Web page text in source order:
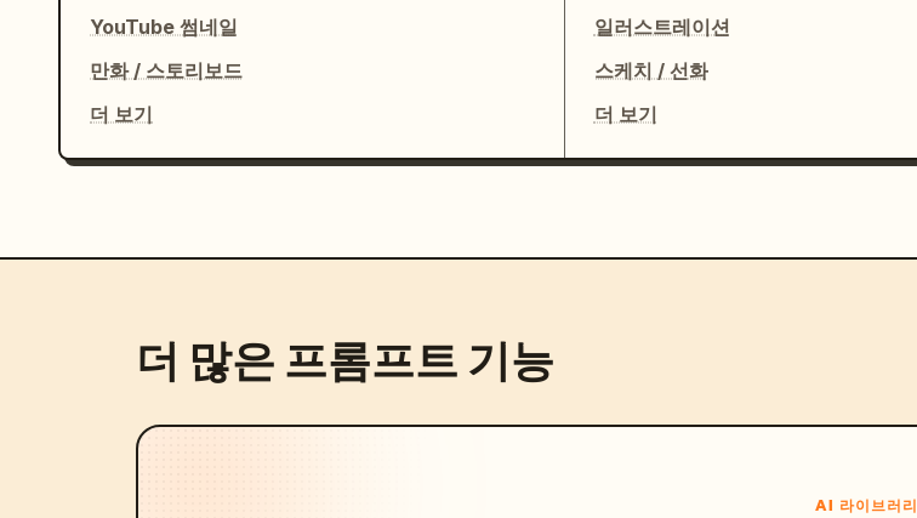
YouTube 썸네일
만화 / 스토리보드
더 보기
일러스트레이션
스케치 / 선화
더 보기
더 많은 프롬프트 기능
AI 라이브러리